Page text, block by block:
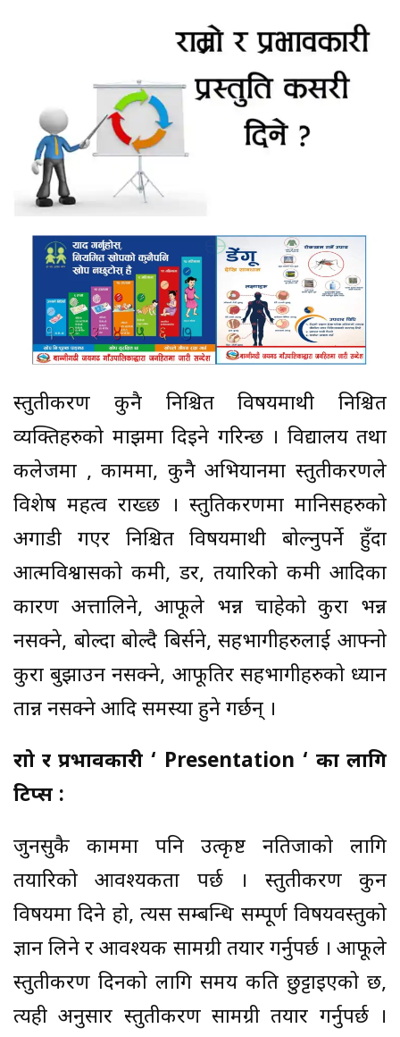
प्रस्तुतीकरण कुनै निश्चित विषयमाथी निश्चित
व्यक्तिहरुको माझमा दिइने गरिन्छ । विद्यालय तथा
कलेजमा , काममा, कुनै अभियानमा प्रस्तुतीकरणले
विशेष महत्व राख्छ । प्रस्तुतिकरणमा मानिसहरुको
अगाडी गएर निश्चित विषयमाथी बोल्नुपर्ने हुँदा
आत्मविश्वासको कमी, डर, तयारिको कमी आदिका
कारण अत्तालिने, आफूले भन्न चाहेको कुरा भन्न
नसक्ने, बोल्दा बोल्दै बिर्सने, सहभागीहरुलाई आफ्नो
कुरा बुझाउन नसक्ने, आफूतिर सहभागीहरुको ध्यान
तान्न नसक्ने आदि समस्या हुने गर्छन् ।
राम्रो र प्रभावकारी ‘ Presentation ‘ का लागि
टिप्स :
जुनसुकै काममा पनि उत्कृष्ट नतिजाको लागि
तयारिको आवश्यकता पर्छ । प्रस्तुतीकरण कुन
विषयमा दिने हो, त्यस सम्बन्धि सम्पूर्ण विषयवस्तुको
ज्ञान लिने र आवश्यक सामग्री तयार गर्नुपर्छ । आफूले
प्रस्तुतीकरण दिनको लागि समय कति छुट्टाइएको छ,
त्यही अनुसार प्रस्तुतीकरण सामग्री तयार गर्नुपर्छ ।